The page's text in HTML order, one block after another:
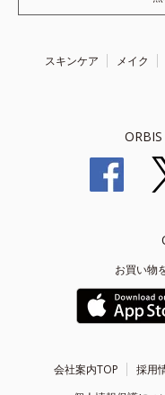
スキンケア メイク
お買い物
会社案内TOP 採用